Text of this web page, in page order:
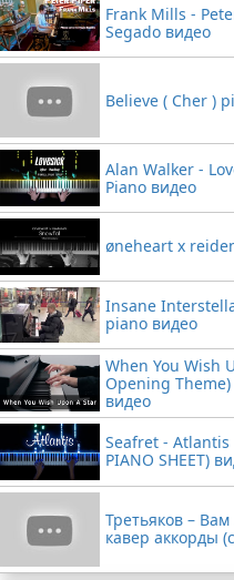
Frank Mills -
Segado видео
Believe ( Cher )
Alan Walker -
Piano видео
øneheart x
Insane
piano видео
When You Wish
Opening
видео
Seafret -
PIANO SHEET)
Третьяков – Вам
кавер аккорды